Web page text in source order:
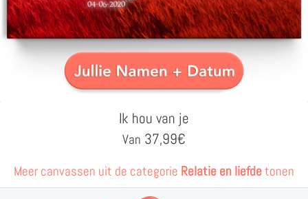
Ik hou van je
Van 37,99€
Meer canvassen uit de categorie Relatie en liefdetonen